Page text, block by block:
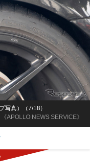
《APOLLO NEWS SERVICE》
写真）（7/18）